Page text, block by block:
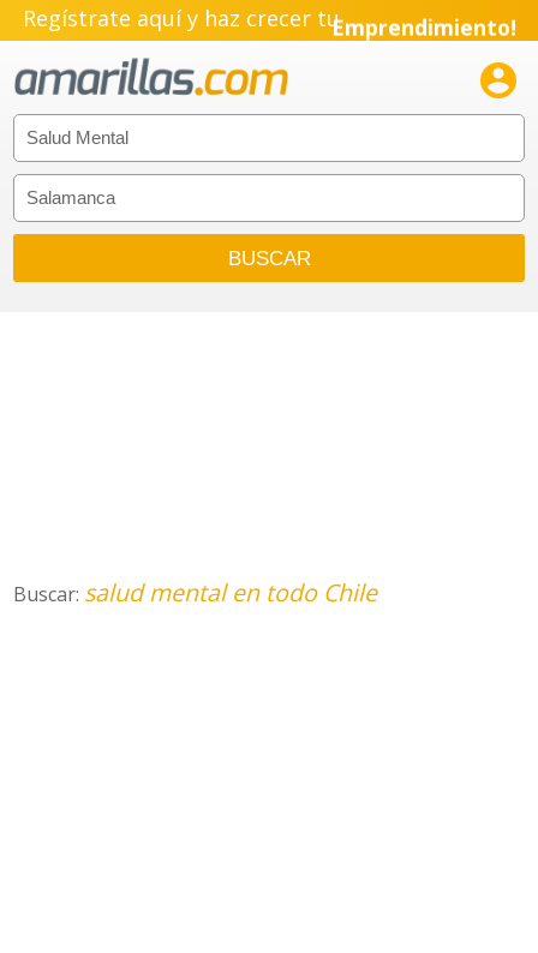
Regístrate aquí y haz crecer tuEmprendimiento!

Buscar: salud mental en todo Chile